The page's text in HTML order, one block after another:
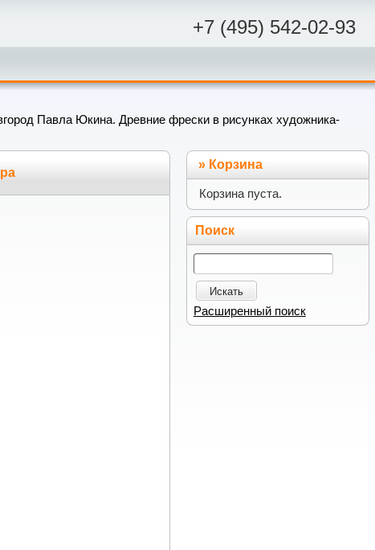
+7 (495) 542-02-93
Павла Юкина. Древние фрески в рисунках художника-
» Корзина
Корзина пуста.
Поиск
Искать
Расширенный поиск